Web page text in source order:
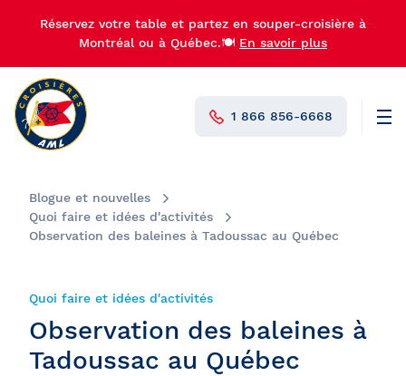
Réservez votre table et partez en souper-croisière à
Montréal ou à Québec.🍽️ En savoir plus
1 866 856-6668
Blogue et nouvelles
Quoi faire et idées d'activités
Observation des baleines à Tadoussac au Québec
Quoi faire et idées d'activités
Observation des baleines à
Tadoussac au Québec